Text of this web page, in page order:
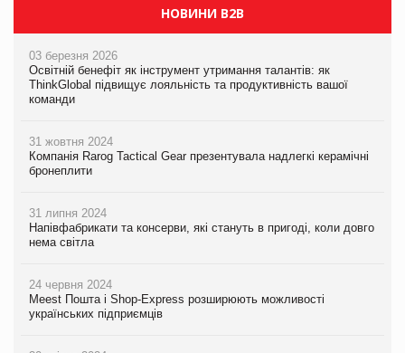
НОВИНИ B2B
03 березня 2026
Освітній бенефіт як інструмент утримання талантів: як
ThinkGlobal підвищує лояльність та продуктивність вашої
команди
31 жовтня 2024
Компанія Rarog Tactical Gear презентувала надлегкі керамічні
бронеплити
31 липня 2024
Напівфабрикати та консерви, які стануть в пригоді, коли довго
нема світла
24 червня 2024
Meest Пошта і Shop-Express розширюють можливості
українських підприємців